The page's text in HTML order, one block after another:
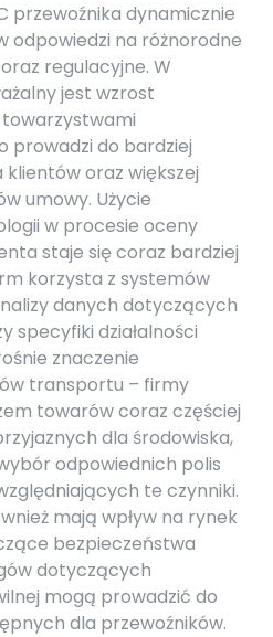
przewoźnika dynamicznie
odpowiedzi na różnorodne
regulacyjne. W
jest wzrost
prowadzi do bardziej
oraz większej
umowy. Użycie
w procesie oceny
staje się coraz bardziej
korzysta z systemów
danych dotyczących
specyfiki działalności
znaczenie
transportu – firmy
towarów coraz częściej
dla środowiska,
odpowiednich polis
te czynniki.
mają wpływ na rynek
bezpieczeństwa
dotyczących
mogą prowadzić do
dla przewoźników.